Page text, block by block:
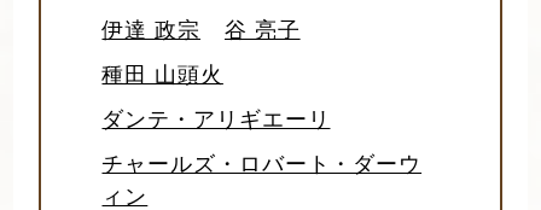
伊達 政宗
谷 亮子
種田 山頭火
ダンテ・アリギエーリ
チャールズ・ロバート・ダーウ
ィン